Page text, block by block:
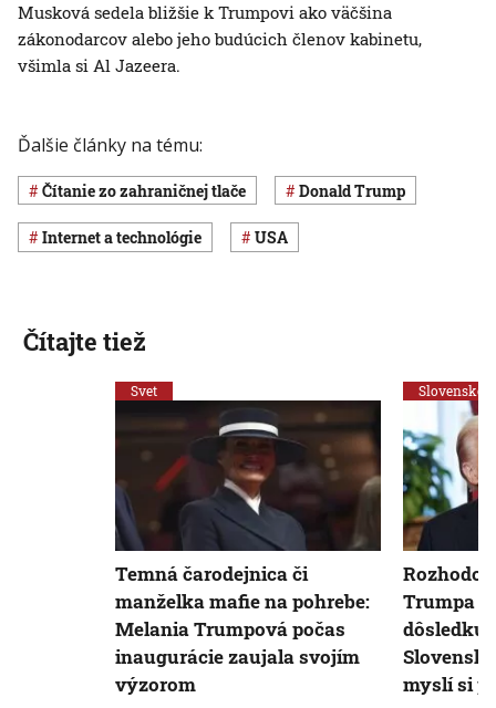
Musková sedela bližšie k Trumpovi ako väčšina
zákonodarcov alebo jeho budúcich členov kabinetu,
všimla si Al Jazeera.
Ďalšie články na tému:
Čítanie zo zahraničnej tlače Donald Trump
internet a technológie USA
Čítajte tiež
Svet
Temná čarodejnica či
manželka mafie na pohrebe:
Melania Trumpová počas
inaugurácie zaujala svojím
výzorom
Slovensko
Trumpa
dôsledku
myslí si